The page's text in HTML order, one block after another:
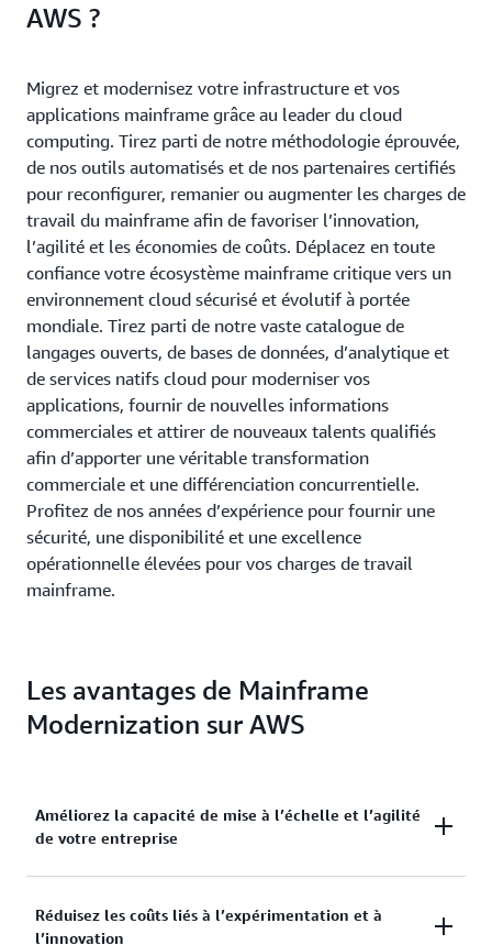
AWS ?
Migrez et modernisez votre infrastructure et vos
applications mainframe grâce au leader du cloud
computing. Tirez parti de notre méthodologie éprouvée,
de nos outils automatisés et de nos partenaires certifiés
pour reconfigurer, remanier ou augmenter les charges de
travail du mainframe afin de favoriser l’innovation,
l’agilité et les économies de coûts. Déplacez en toute
confiance votre écosystème mainframe critique vers un
environnement cloud sécurisé et évolutif à portée
mondiale. Tirez parti de notre vaste catalogue de
langages ouverts, de bases de données, d’analytique et
de services natifs cloud pour moderniser vos
applications, fournir de nouvelles informations
commerciales et attirer de nouveaux talents qualifiés
afin d’apporter une véritable transformation
commerciale et une différenciation concurrentielle.
Profitez de nos années d’expérience pour fournir une
sécurité, une disponibilité et une excellence
opérationnelle élevées pour vos charges de travail
mainframe.
Les avantages de Mainframe
Modernization sur AWS
Améliorez la capacité de mise à l’échelle et l’agilité
de votre entreprise
Sur AWS, les clients peuvent abandonner les
Réduisez les coûts liés à l’expérimentation et à
l’innovation